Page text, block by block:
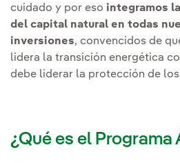
cuidado y por eso integramos
del capital natural en todas
inversiones, convencidos de
lidera la transición energética
debe liderar la protección de
¿Qué es el Programa